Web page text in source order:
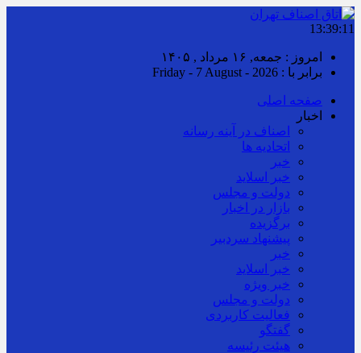
13:39:12
امروز : جمعه, ۱۶ مرداد , ۱۴۰۵
برابر با : Friday - 7 August - 2026
صفحه اصلی
اخبار
اصناف در آینه رسانه
اتحادیه ها
خبر
خبر اسلايد
دولت و مجلس
بازار در اخبار
برگزیده
پیشنهاد سردبیر
خبر
خبر اسلايد
خبر ویژه
دولت و مجلس
فعالیت کاربردی
گفتگو
هیئت رئیسه